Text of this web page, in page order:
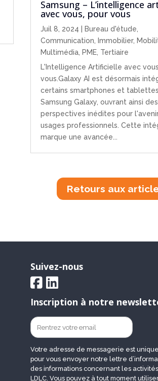
Samsung – L’intelligence
avec vous, pour vous
Juil 8, 2024 Bureau d'étude
Communication
Immobilier,
Multimédia, PME, Tertiaire
L'Intelligence Artificielle avec
vous.Galaxy AI est désormais
certains smartphones et tablettes
Samsung Galaxy, ouvrant ainsi des
perspectives inédites pour
usages professionnels. Cette
marque une avancée...
Retours aux
Suivez-nous
Inscription à notre
Votre adresse de messagerie est
pour vous envoyer notre lettre
des informations concernant les activités
LDLC. Vous pouvez à tout moment